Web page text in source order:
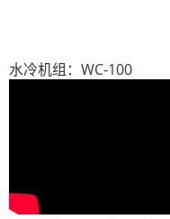
水冷机组：WC-100